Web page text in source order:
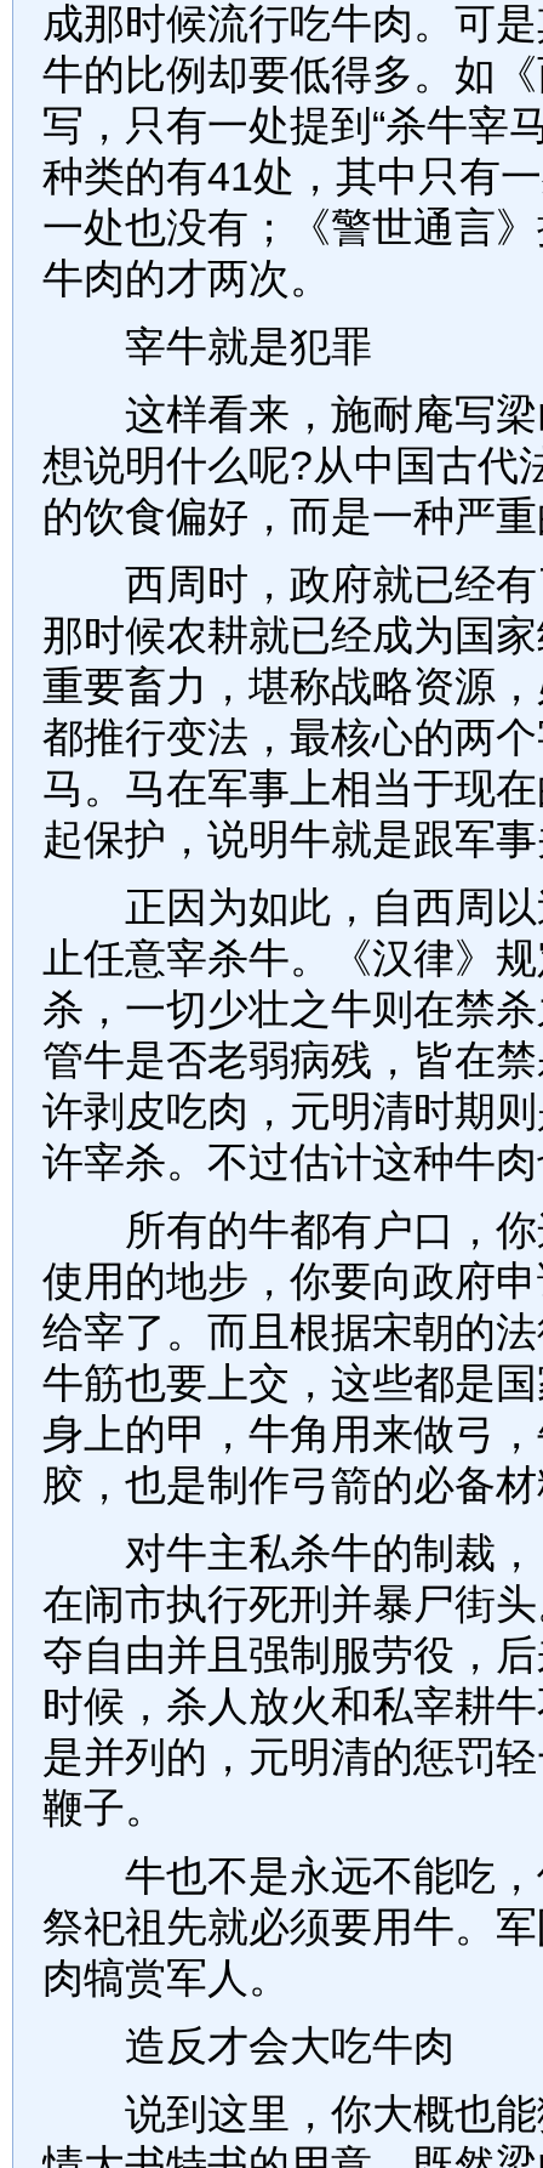
成那时候流行吃牛肉。可
牛的比例却要低得多。如
写，只有一处提到“杀牛宰
种类的有41处，其中只有
一处也没有；《警世通言
牛肉的才两次。
宰牛就是犯罪
这样看来，施耐庵写梁
想说明什么呢?从中国古代
的饮食偏好，而是一种严
西周时，政府就已经有
那时候农耕就已经成为国
重要畜力，堪称战略资源
都推行变法，最核心的两
马。马在军事上相当于现
起保护，说明牛就是跟军
正因为如此，自西周以
止任意宰杀牛。《汉律》
杀，一切少壮之牛则在禁
管牛是否老弱病残，皆在
许剥皮吃肉，元明清时期
许宰杀。不过估计这种牛
所有的牛都有户口，你
使用的地步，你要向政府
给宰了。而且根据宋朝的
牛筋也要上交，这些都是
身上的甲，牛角用来做弓
胶，也是制作弓箭的必备
对牛主私杀牛的制裁，
在闹市执行死刑并暴尸街
夺自由并且强制服劳役，
时候，杀人放火和私宰耕
是并列的，元明清的惩罚
鞭子。
牛也不是永远不能吃，
祭祀祖先就必须要用牛。
肉犒赏军人。
造反才会大吃牛肉
说到这里，你大概也能